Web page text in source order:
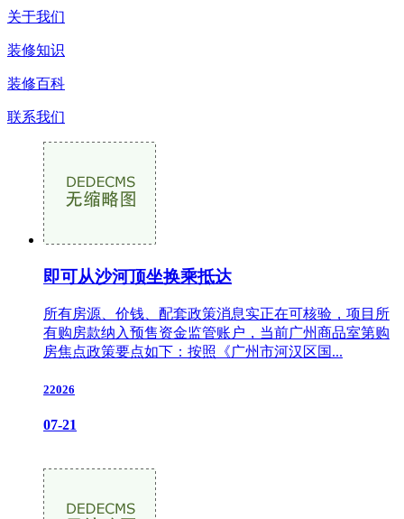
关于我们
装修知识
装修百科
联系我们
即可从沙河顶坐换乘抵达
所有房源、价钱、配套政策消息实正在可核验，项目所
有购房款纳入预售资金监管账户，当前广州商品室第购
房焦点政策要点如下：按照《广州市河汉区国...
22026
07-21